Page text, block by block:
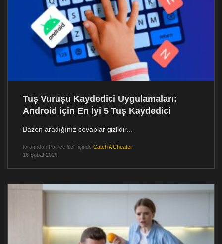
Tuş Vuruşu Kaydedici Uygulamaları:
Android için En İyi 5 Tuş Kaydedici
Bazen aradığınız cevaplar gizlidir...
tarafından Patrice Sol içinde Catch A Cheater
16 Şubat 2026